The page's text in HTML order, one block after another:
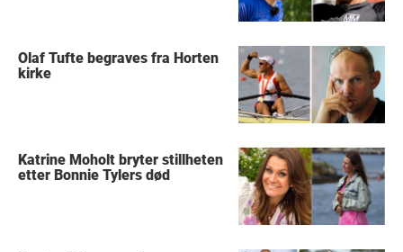
Olaf Tufte begraves fra Horten
kirke
Katrine Moholt bryter stillheten
etter Bonnie Tylers død